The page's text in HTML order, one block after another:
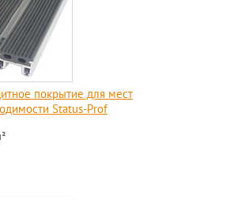
покрытие для мест
Status-Prof